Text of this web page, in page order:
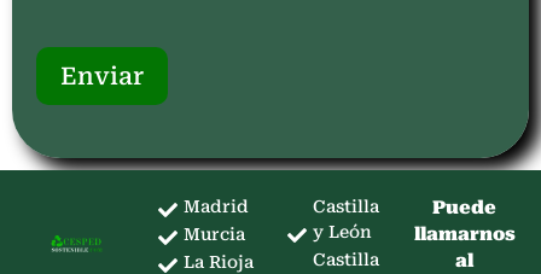
Enviar
Madrid
Murcia
La Rioja
Castilla
y León
Castilla
Puede
llamarnos
al